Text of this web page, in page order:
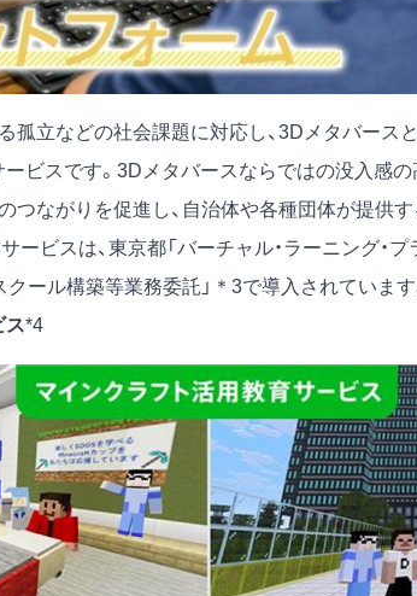
孤立などの社会課題に対応し、3Dメタバース
ビスです。3Dメタバースならではの没入感
つながりを促進し、自治体や各種団体が提供
ビスは、東京都「バーチャル・ラーニング・プ
ール構築等業務委託」＊3で導入されています
ス*4